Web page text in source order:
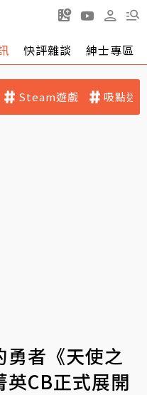
快評雜談 紳士專區
Steam遊戲 吸點迷
勇者《天使之
CB正式展開